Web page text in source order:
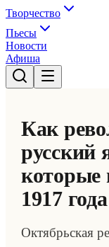
Творчество
Пьесы
Новости
Афиша
Как
русский
которые
1917 года
Октябрьская